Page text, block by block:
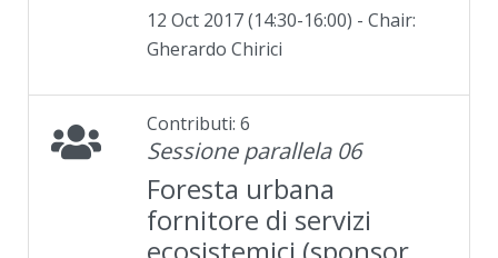
12 Oct 2017 (14:30-16:00) - Chair:
Gherardo Chirici
Contributi: 6
Sessione parallela 06
Foresta urbana
fornitore di servizi